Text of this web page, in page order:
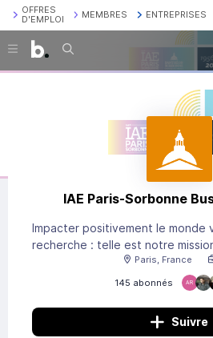
OFFRES
D'EMPLOI
MEMBRES ENTREPRISES
Recherche
IAE Paris-Sorbonne
145 abonnés AR
Impacter positivement le monde via la formation et la
recherche : telle est notre
Paris, France
Suivre